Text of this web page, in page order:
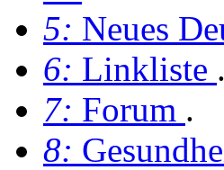
5: Neues
6: Linkliste .
7: Forum .
8: